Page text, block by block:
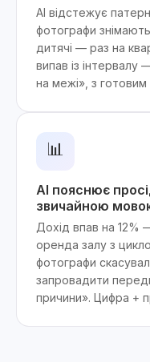
AI відстежує
фотографи знімають
дитячі — раз на
випав із інтервалу
на межі», з
📊
AI пояснює
звичайною
Дохід впав на 12%
оренда залу з
фотографи
запровадити
причини». Цифра +